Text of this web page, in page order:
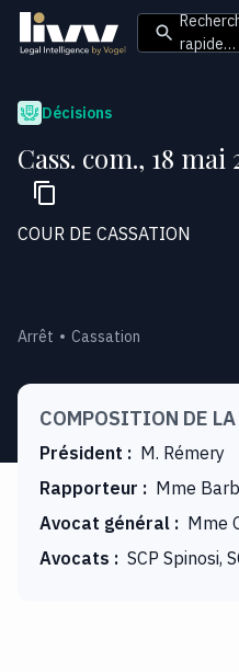
rapide…
Décisions
Cass. com., 18 mai
COUR DE CASSATION
Arrêt Cassation
COMPOSITION DE
Président : M. Rémery
Rapporteur : Mme
Avocat général : Mme
Avocats : SCP Spinosi,